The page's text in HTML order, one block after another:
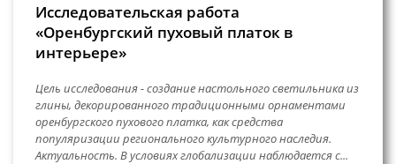
Исследовательская работа
«Оренбургский пуховый платок в
интерьере»
Цель исследования - создание настольного светильника из
глины, декорированного традиционными орнаментами
оренбургского пухового платка, как средства
популяризации регионального культурного наследия.
Актуальность. В условиях глобализации наблюдается с...